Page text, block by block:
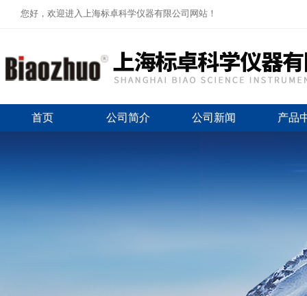
您好，欢迎进入上海标卓科学仪器有限公司网站！
首页 公司简介 公司新闻 产品